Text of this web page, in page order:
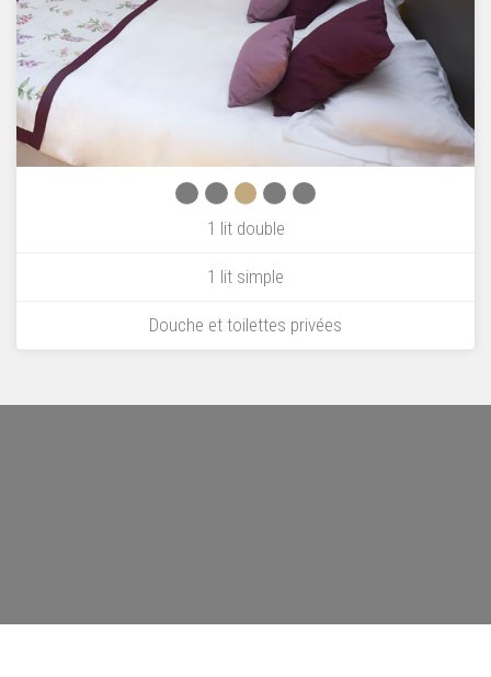
1 lit double
1 lit simple
Douche et toilettes privées